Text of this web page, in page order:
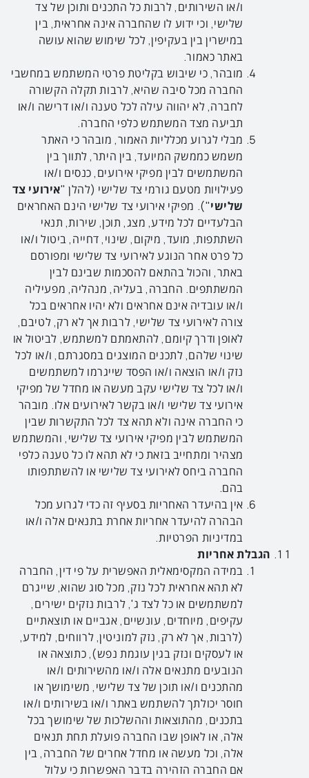
ו/או השירותים, לרבות כל התכנים ותוכן של צד
שלישי, וכי ידוע לו שהחברה אינה אחראית, בין
במישרין בין בעקיפין, לכל שימוש שהוא עושה
באתר כאמור.
מובהר, כי שיבוש בקליטת פרטי המשתמש במחשבי
החברה מכל סיבה שהיא, לרבות תקלה הקשורה
לחברה, לא יהווה עילה לכל טענה ו/או דרישה ו/או
תביעה מצד המשתמש כלפי החברה.
מבלי לגרוע מכלליות האמור, מובהר כי האתר
משמש כממשק המיועד, בין היתר, לתווך בין
המשתמשים לבין מפיקי אירועים, כנסים ו/או
פעילויות מטעם גורמי צד שלישי (להלן "אירועי צד
שלישי"). מפיקי אירועי צד שלישי הינם האחראים
הבלעדיים לכל מידע, מצג, תוכן, שירות, תנאי
השתתפות, מועד, מיקום, שינוי, דחייה, ביטול ו/או
כל פרט אחר הנוגע לאירועי צד שלישי ומפורסם
באתר, והכול בהתאם להסכמות שבינם לבין
המשתתפים. החברה, בעליה, מנהליה, מפעיליה
ו/או עובדיה אינם אחראים ולא יהיו אחראים בכל
צורה לאירועי צד שלישי, לרבות אך לא רק, לטיבם,
לאופן ודרך קיומם, להתאמתם למשתמש, לביטול או
שינוי שלהם, לתכנים המוצגים במסגרתם, ו/או לכל
נזק ו/או הוצאה ו/או הפסד שייגרמו למשתמשים
ו/או לכל צד שלישי עקב מעשה או מחדל של מפיקי
אירועי צד שלישי ו/או בקשר לאירועים אלו. מובהר
כי החברה אינה ולא תהא צד לכל התקשרות שבין
המשתמש לבין מפיקי אירועי צד שלישי, והמשתמש
מצהיר ומתחייב בזאת כי לא תהא לו כל טענה כלפי
החברה ביחס לאירועי צד שלישי או להשתתפותו
בהם.
אין בהיעדר האחריות בסעיף זה כדי לגרוע מכל
הבהרה להיעדר אחריות אחרת בתנאים אלה ו/או
במדיניות הפרטיות.
הגבלת אחריות
במידה המקסימאלית האפשרית על פי דין, החברה
לא תהא אחראית לכל נזק, מכל סוג שהוא, שייגרם
למשתמשים או כל לצד ג', לרבות נזקים ישירים,
עקיפים, מיוחדים, עונשיים, אגביים או תוצאתיים
(לרבות, אך לא רק, נזק למוניטין, לרווחים, למידע,
או לעסקים ונזק בגין עוגמת נפש), כתוצאה או
הנובעים מתנאים אלה ו/או מהשירותים ו/או
מהתכנים ו/או תוכן של צד שלישי, משימושך או
חוסר יכולתך להשתמש באתר ו/או בשירותים ו/או
בתכנים, מהתוצאות וההשלכות של שימושך בכל
אלה, או לאופן שבו החברה פועלת תחת תנאים
אלה, וכל מעשה או מחדל אחרים של החברה, בין
אם החברה הזהירה בדבר האפשרות כי עלול